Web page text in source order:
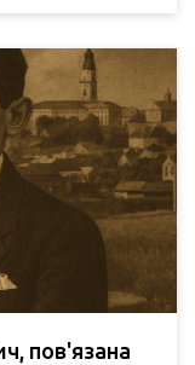
пов'язана